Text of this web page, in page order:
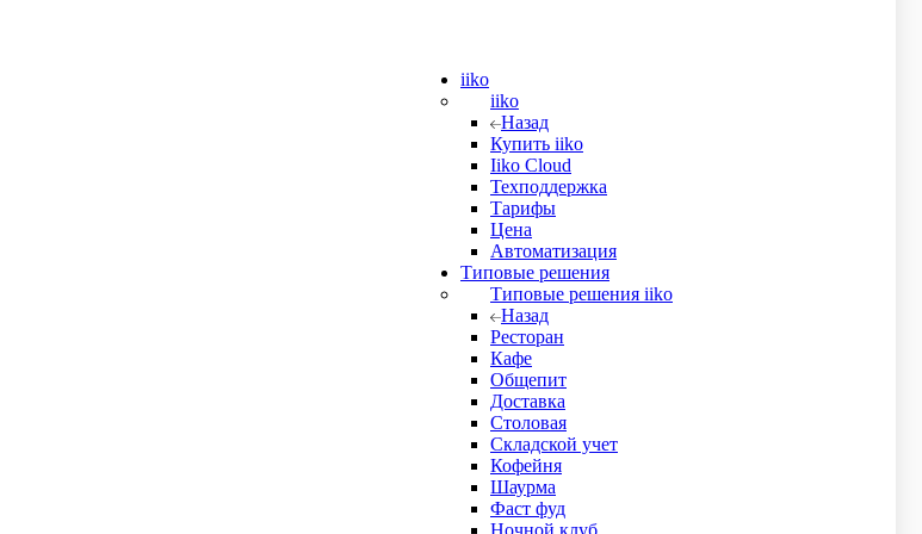
iiko
iiko
Назад
Купить iiko
Iiko Cloud
Техподдержка
Тарифы
Цена
Автоматизация
Типовые решения
Типовые решения iiko
Назад
Ресторан
Кафе
Общепит
Доставка
Столовая
Складской учет
Кофейня
Шаурма
Фаст фуд
Ночной клуб
терминал от попадания пыли и жидкости, что делает его идеальным для использования в любых